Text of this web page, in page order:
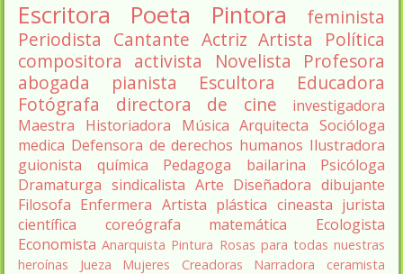
Escritora Poeta Pintora
feminista
Periodista Cantante Actriz Artista
Política
compositora activista Novelista
Profesora
abogada
pianista Escultora
Educadora
Fotógrafa
directora de cine
investigadora
Maestra
Historiadora Música Arquitecta Socióloga
medica Defensora de derechos humanos Ilustradora
guionista
química Pedagoga bailarina
Psicóloga
Dramaturga sindicalista Arte Diseñadora dibujante
Filosofa Enfermera Artista plástica cineasta jurista
científica
coreógrafa matemática
Ecologista
Economista Anarquista Pintura Rosas para todas nuestras
heroínas
Jueza Mujeres Creadoras Narradora
ceramista